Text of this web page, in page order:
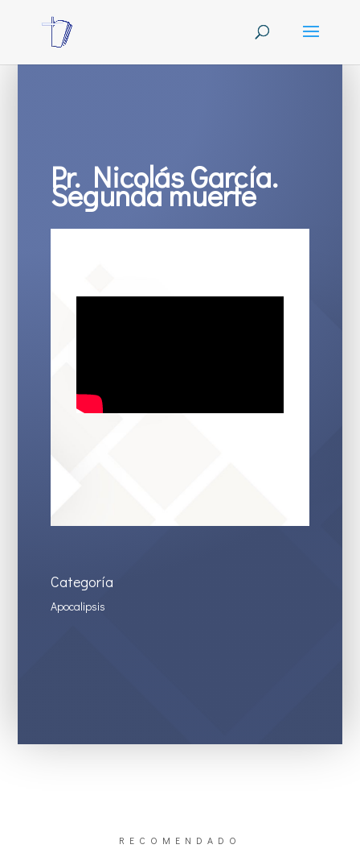
Pr. Nicolás García.
Segunda muerte
Categoría
Apocalipsis
RECOMENDADO